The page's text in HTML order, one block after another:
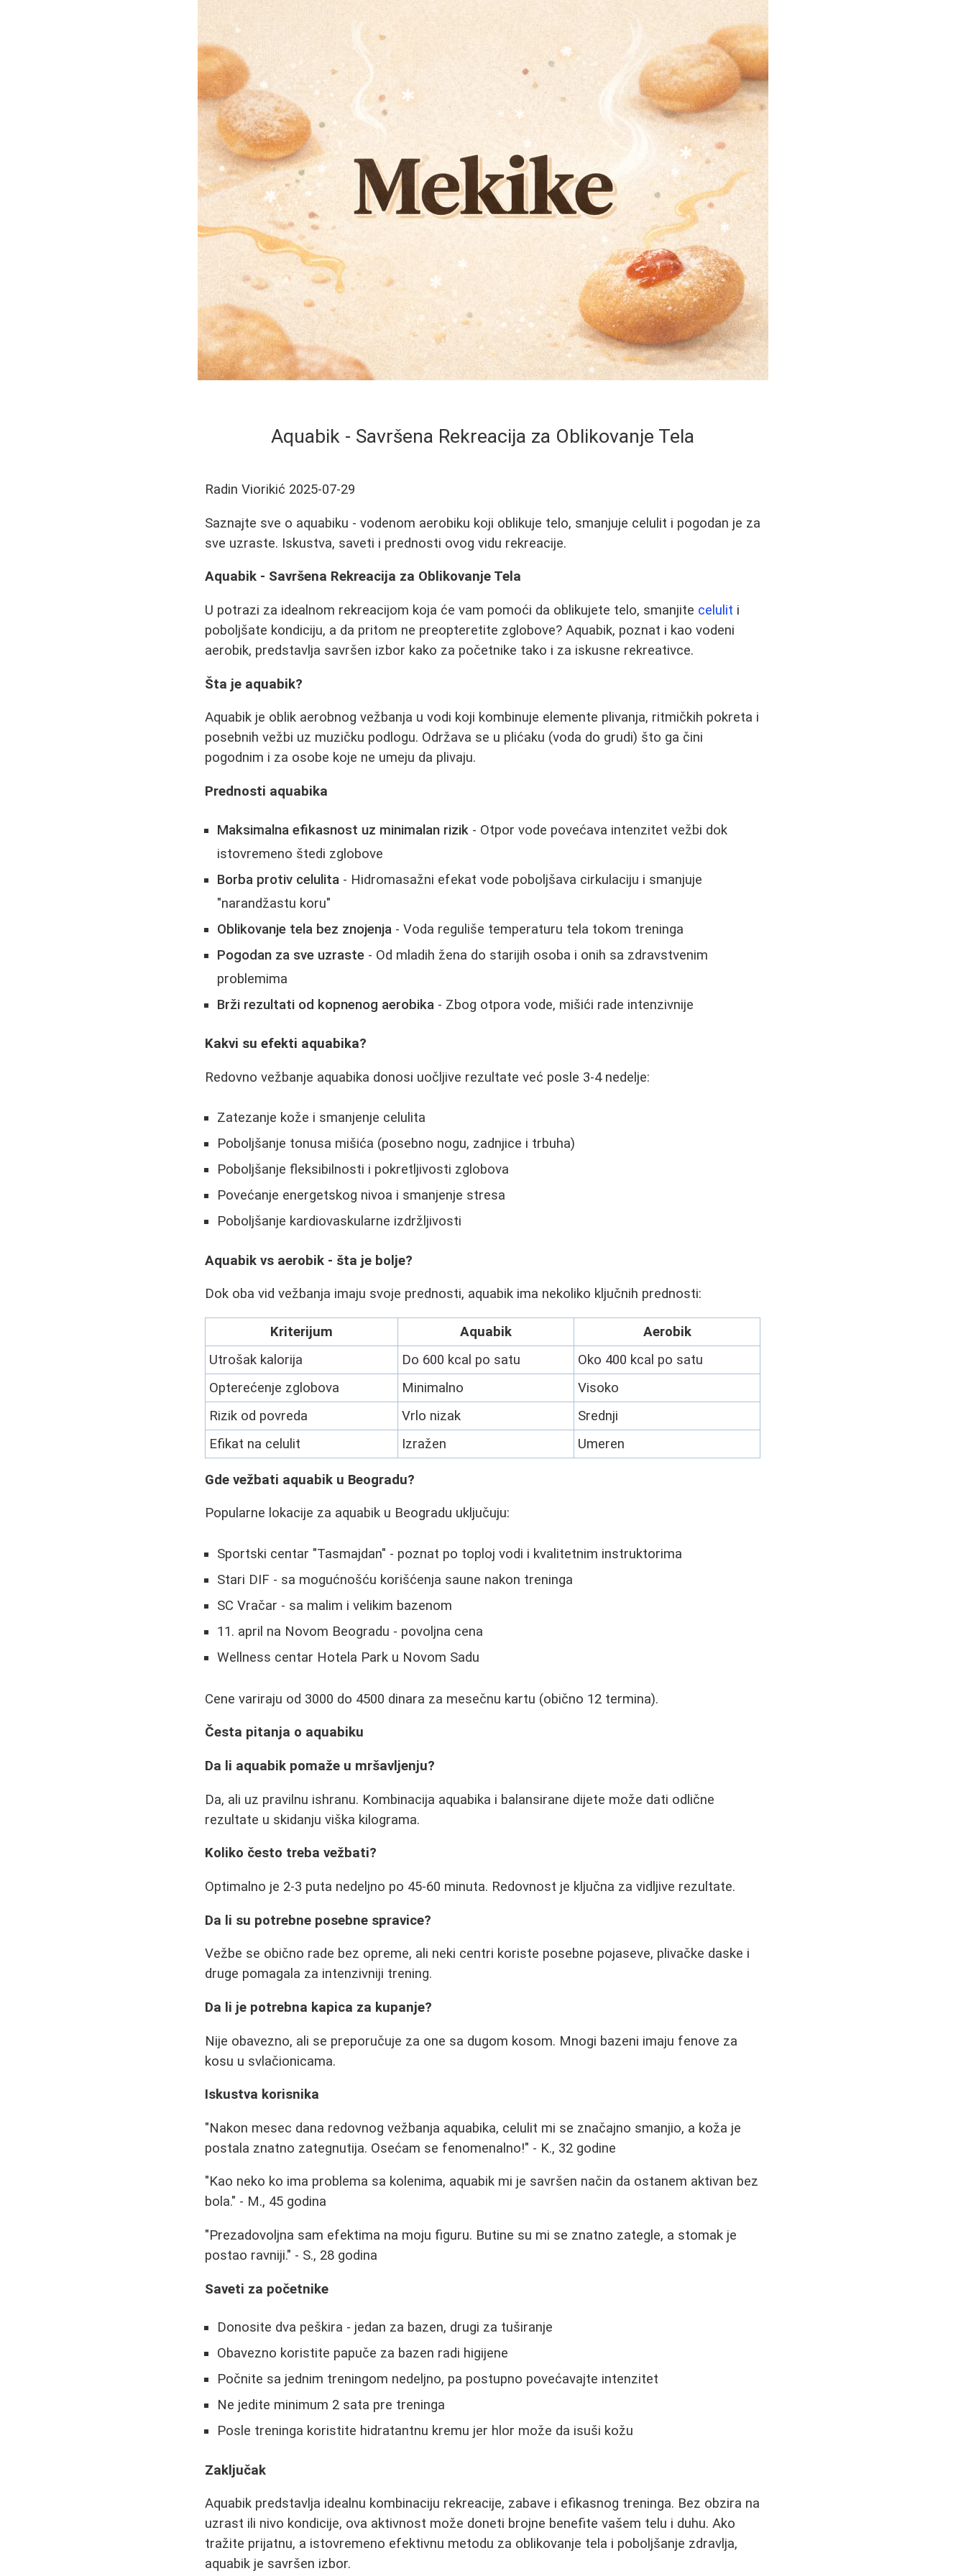
Aquabik - Savršena Rekreacija za Oblikovanje Tela
Radin Viorikić 2025-07-29
Saznajte sve o aquabiku - vodenom aerobiku koji oblikuje telo, smanjuje celulit i pogodan je za
sve uzraste. Iskustva, saveti i prednosti ovog vidu rekreacije.
Aquabik - Savršena Rekreacija za Oblikovanje Tela
U potrazi za idealnom rekreacijom koja će vam pomoći da oblikujete telo, smanjite celulit i
poboljšate kondiciju, a da pritom ne preopteretite zglobove? Aquabik, poznat i kao vodeni
aerobik, predstavlja savršen izbor kako za početnike tako i za iskusne rekreativce.
Šta je aquabik?
Aquabik je oblik aerobnog vežbanja u vodi koji kombinuje elemente plivanja, ritmičkih pokreta i
posebnih vežbi uz muzičku podlogu. Održava se u plićaku (voda do grudi) što ga čini
pogodnim i za osobe koje ne umeju da plivaju.
Prednosti aquabika
Maksimalna efikasnost uz minimalan rizik - Otpor vode povećava intenzitet vežbi dok
istovremeno štedi zglobove
Borba protiv celulita - Hidromasažni efekat vode poboljšava cirkulaciju i smanjuje
"narandžastu koru"
Oblikovanje tela bez znojenja - Voda reguliše temperaturu tela tokom treninga
Pogodan za sve uzraste - Od mladih žena do starijih osoba i onih sa zdravstvenim
problemima
Brži rezultati od kopnenog aerobika - Zbog otpora vode, mišići rade intenzivnije
Kakvi su efekti aquabika?
Redovno vežbanje aquabika donosi uočljive rezultate već posle 3-4 nedelje:
Zatezanje kože i smanjenje celulita
Poboljšanje tonusa mišića (posebno nogu, zadnjice i trbuha)
Poboljšanje fleksibilnosti i pokretljivosti zglobova
Povećanje energetskog nivoa i smanjenje stresa
Poboljšanje kardiovaskularne izdržljivosti
Aquabik vs aerobik - šta je bolje?
Dok oba vid vežbanja imaju svoje prednosti, aquabik ima nekoliko ključnih prednosti:
Kriterijum Aquabik
Aerobik
Utrošak kalorija
Do 600 kcal po satu
Oko 400 kcal po satu
Opterećenje zglobova
Minimalno
Visoko
Rizik od povreda
Vrlo nizak
Srednji
Efikat na celulit
Izražen Umeren
Gde vežbati aquabik u Beogradu?
Popularne lokacije za aquabik u Beogradu uključuju:
Sportski centar "Tasmajdan" - poznat po toploj vodi i kvalitetnim instruktorima
Stari DIF - sa mogućnošću korišćenja saune nakon treninga
SC Vračar - sa malim i velikim bazenom
11. april na Novom Beogradu - povoljna cena
Wellness centar Hotela Park u Novom Sadu
Cene variraju od 3000 do 4500 dinara za mesečnu kartu (obično 12 termina).
Česta pitanja o aquabiku
Da li aquabik pomaže u mršavljenju?
Da, ali uz pravilnu ishranu. Kombinacija aquabika i balansirane dijete može dati odlične
rezultate u skidanju viška kilograma.
Koliko često treba vežbati?
Optimalno je 2-3 puta nedeljno po 45-60 minuta. Redovnost je ključna za vidljive rezultate.
Da li su potrebne posebne spravice?
Vežbe se obično rade bez opreme, ali neki centri koriste posebne pojaseve, plivačke daske i
druge pomagala za intenzivniji trening.
Da li je potrebna kapica za kupanje?
Nije obavezno, ali se preporučuje za one sa dugom kosom. Mnogi bazeni imaju fenove za
kosu u svlačionicama.
Iskustva korisnika
"Nakon mesec dana redovnog vežbanja aquabika, celulit mi se značajno smanjio, a koža je
postala znatno zategnutija. Osećam se fenomenalno!" - K., 32 godine
"Kao neko ko ima problema sa kolenima, aquabik mi je savršen način da ostanem aktivan bez
bola." - M., 45 godina
"Prezadovoljna sam efektima na moju figuru. Butine su mi se znatno zategle, a stomak je
postao ravniji." - S., 28 godina
Saveti za početnike
Donosite dva peškira - jedan za bazen, drugi za tuširanje
Obavezno koristite papuče za bazen radi higijene
Počnite sa jednim treningom nedeljno, pa postupno povećavajte intenzitet
Ne jedite minimum 2 sata pre treninga
Posle treninga koristite hidratantnu kremu jer hlor može da isuši kožu
Zaključak
Aquabik predstavlja idealnu kombinaciju rekreacije, zabave i efikasnog treninga. Bez obzira na
uzrast ili nivo kondicije, ova aktivnost može doneti brojne benefite vašem telu i duhu. Ako
tražite prijatnu, a istovremeno efektivnu metodu za oblikovanje tela i poboljšanje zdravlja,
aquabik je savršen izbor.